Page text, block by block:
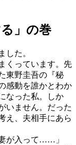
」の巻
した。
くっています。先
東野圭吾の『秘
感動を誰かとわか
なった私。しか
いません。だった
え、夫相手にあら
が入って……」